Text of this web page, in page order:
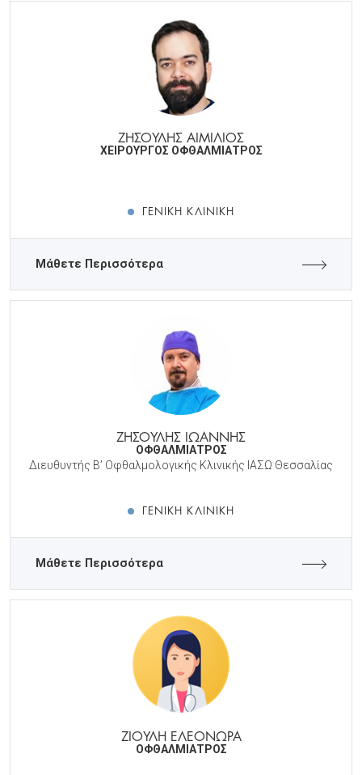
ΖΗΣΟΥΛΗΣ ΑΙΜΙΛΙΟΣ
ΧΕΙΡΟΥΡΓΟΣ ΟΦΘΑΛΜΙΑΤΡΟΣ
ΓΕΝΙΚΉ ΚΛΙΝΙΚΉ
Μάθετε Περισσότερα
ΖΗΣΟΥΛΗΣ ΙΩΑΝΝΗΣ
ΟΦΘΑΛΜΙΑΤΡΟΣ
Διευθυντής Β’ Οφθαλμολογικής Κλινικής ΙΑΣΩ Θεσσαλίας
ΓΕΝΙΚΉ ΚΛΙΝΙΚΉ
Μάθετε Περισσότερα
ΖΙΟΥΛΗ ΕΛΕΟΝΩΡΑ
ΟΦΘΑΛΜΙΑΤΡΟΣ